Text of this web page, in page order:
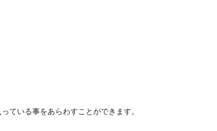
ている事をあらわすことができます。